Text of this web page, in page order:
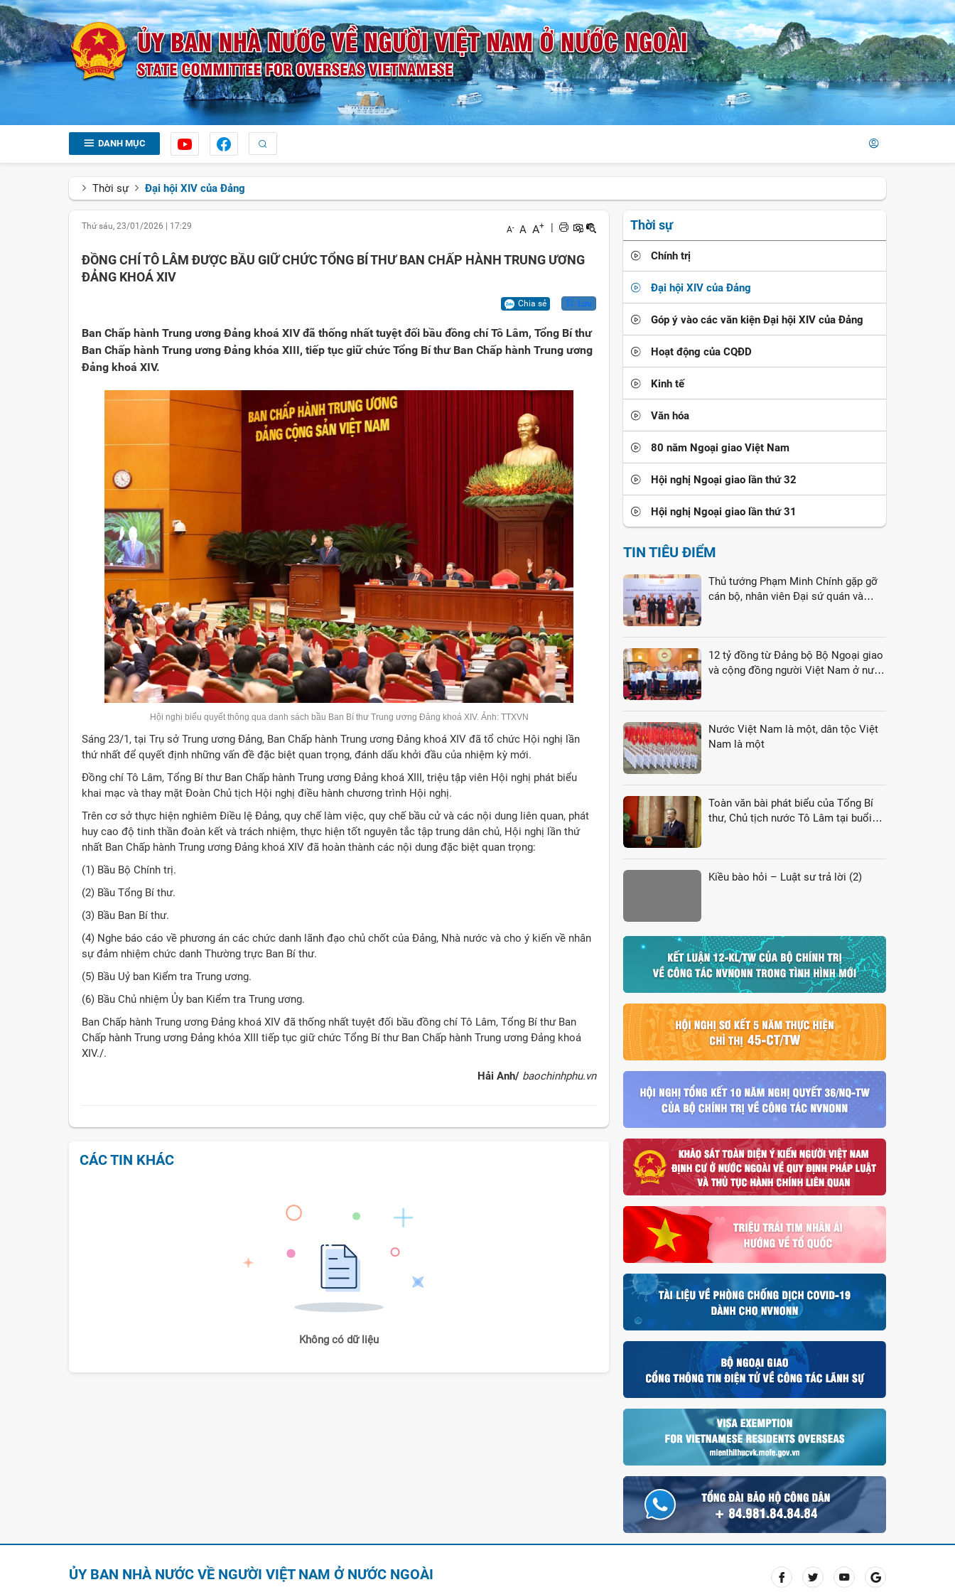
DANH MỤC
Thời sự Đại hội XIV của Đảng
Thứ sáu, 23/01/2026 17:29 A- A A+ |
ĐỒNG CHÍ TÔ LÂM ĐƯỢC BẦU GIỮ CHỨC TỔNG BÍ THƯ BAN CHẤP HÀNH TRUNG ƯƠNG
ĐẢNG KHOÁ XIV
Chia sẻ Lưu
Ban Chấp hành Trung ương Đảng khoá XIV đã thống nhất tuyệt đối bầu đồng chí Tô Lâm, Tổng Bí thư
Ban Chấp hành Trung ương Đảng khóa XIII, tiếp tục giữ chức Tổng Bí thư Ban Chấp hành Trung ương
Đảng khoá XIV.
Hội nghị biểu quyết thông qua danh sách bầu Ban Bí thư Trung ương Đảng khoá XIV. Ảnh: TTXVN
Sáng 23/1, tại Trụ sở Trung ương Đảng, Ban Chấp hành Trung ương Đảng khoá XIV đã tổ chức Hội nghị lần
thứ nhất để quyết định những vấn đề đặc biệt quan trọng, đánh dấu khởi đầu của nhiệm kỳ mới.
Đồng chí Tô Lâm, Tổng Bí thư Ban Chấp hành Trung ương Đảng khoá XIII, triệu tập viên Hội nghị phát biểu
khai mạc và thay mặt Đoàn Chủ tịch Hội nghị điều hành chương trình Hội nghị.
Trên cơ sở thực hiện nghiêm Điều lệ Đảng, quy chế làm việc, quy chế bầu cử và các nội dung liên quan, phát
huy cao độ tinh thần đoàn kết và trách nhiệm, thực hiện tốt nguyên tắc tập trung dân chủ, Hội nghị lần thứ
nhất Ban Chấp hành Trung ương Đảng khoá XIV đã hoàn thành các nội dung đặc biệt quan trọng:
(1) Bầu Bộ Chính trị.
(2) Bầu Tổng Bí thư.
(3) Bầu Ban Bí thư.
(4) Nghe báo cáo về phương án các chức danh lãnh đạo chủ chốt của Đảng, Nhà nước và cho ý kiến về nhân
sự đảm nhiệm chức danh Thường trực Ban Bí thư.
(5) Bầu Uỷ ban Kiểm tra Trung ương.
(6) Bầu Chủ nhiệm Ủy ban Kiểm tra Trung ương.
Ban Chấp hành Trung ương Đảng khoá XIV đã thống nhất tuyệt đối bầu đồng chí Tô Lâm, Tổng Bí thư Ban
Chấp hành Trung ương Đảng khóa XIII tiếp tục giữ chức Tổng Bí thư Ban Chấp hành Trung ương Đảng khoá
XIV./.
Hải Anh/ baochinhphu.vn
CÁC TIN KHÁC
Không có dữ liệu
Thời sự
Chính trị
Đại hội XIV của Đảng
Góp ý vào các văn kiện Đại hội XIV của Đảng
Hoạt động của CQĐD
Kinh tế
Văn hóa
80 năm Ngoại giao Việt Nam
Hội nghị Ngoại giao lần thứ 32
Hội nghị Ngoại giao lần thứ 31
TIN TIÊU ĐIỂM
Thủ tướng Phạm Minh Chính gặp gỡ
cán bộ, nhân viên Đại sứ quán và
12 tỷ đồng từ Đảng bộ Bộ Ngoại giao
và cộng đồng người Việt Nam ở nước
Nước Việt Nam là một, dân tộc Việt
Nam là một
Toàn văn bài phát biểu của Tổng Bí
thư, Chủ tịch nước Tô Lâm tại buổi
Kiều bào hỏi – Luật sư trả lời (2)
ỦY BAN NHÀ NƯỚC VỀ NGƯỜI VIỆT NAM Ở NƯỚC NGOÀI